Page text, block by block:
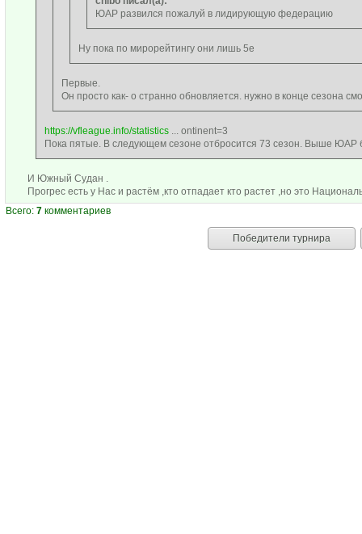
ЮАР развился пожалуй в лидирующую федерацию
Ну пока по мирорейтингу они лишь 5е
Первые.
Он просто как- о странно обновляется. нужно в конце сезона
https://vfleague.info/statistics... ontinent=3
Пока пятые. В следующем сезоне отбросится 73 сезон. Выше ЮАР
И Южный Судан .
Прогрес есть у Нас и растём ,кто отпадает кто растет ,но это
Всего: 7 комментариев
Победители турнира